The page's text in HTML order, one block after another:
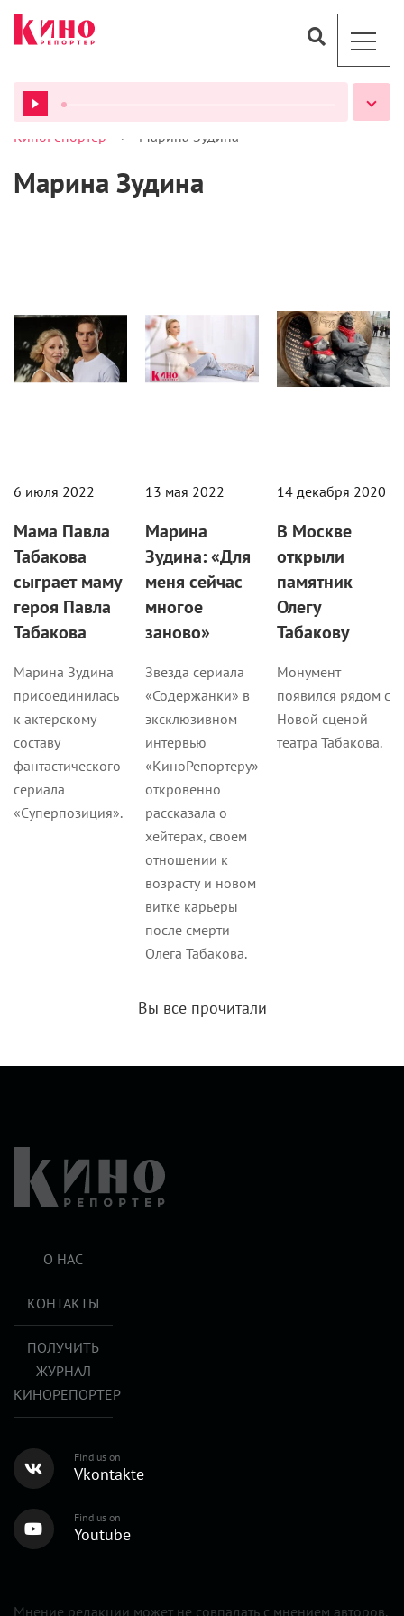
ВСЕ ПОДКАСТЫ
КиноРепортер > Марина Зудина
Марина Зудина
6 июля 2022
Мама Павла
Табакова
сыграет маму
героя Павла
Табакова
Марина Зудина
присоединилась
к актерскому
составу
фантастического
сериала
«Суперпозиция».
13 мая 2022
Марина
Зудина: «Для
меня сейчас
многое
заново»
Звезда сериала
«Содержанки» в
эксклюзивном
интервью
«КиноРепортеру»
откровенно
рассказала о
хейтерах, своем
отношении к
возрасту и новом
витке карьеры
после смерти
Олега Табакова.
14 декабря 2020
В Москве
открыли
памятник
Олегу
Табакову
Монумент
появился рядом с
Новой сценой
театра Табакова.
Вы все прочитали
О НАС
КОНТАКТЫ
ПОЛУЧИТЬ
ЖУРНАЛ
КИНОРЕПОРТЕР
Find us on
Vkontakte
Find us on
Youtube
Мнение редакции может не совпадать с мнением авторов.